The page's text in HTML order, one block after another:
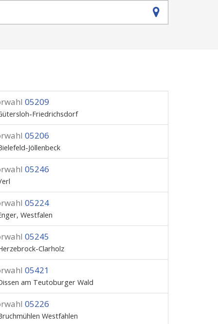
05209
Friedrichsdorf
05206
Jöllenbeck
05246
05224
Westfalen
05245
Clarholz
05421
am Teutoburger Wald
05226
Westfahlen